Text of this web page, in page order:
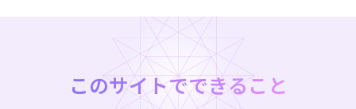
このサイトでできること